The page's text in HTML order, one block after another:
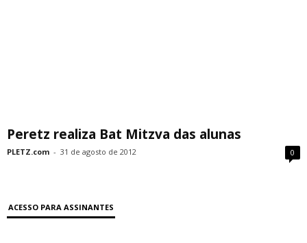
Peretz realiza Bat Mitzva das alunas
PLETZ.com - 31 de agosto de 2012 0
ACESSO PARA ASSINANTES